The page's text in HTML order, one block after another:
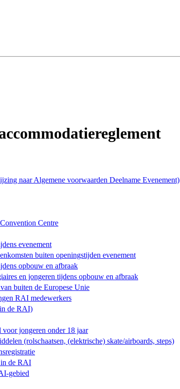
naar Algemene voorwaarden Deelname Evenement)
Centre
evenement
buiten openingstijden evenement
opbouw en afbraak
en jongeren tijdens opbouw en afbraak
buiten de Europese Unie
RAI medewerkers
de RAI)
voor jongeren onder 18 jaar
(rolschaatsen, (elektrische) skate/airboards, steps)
de RAI
gebied